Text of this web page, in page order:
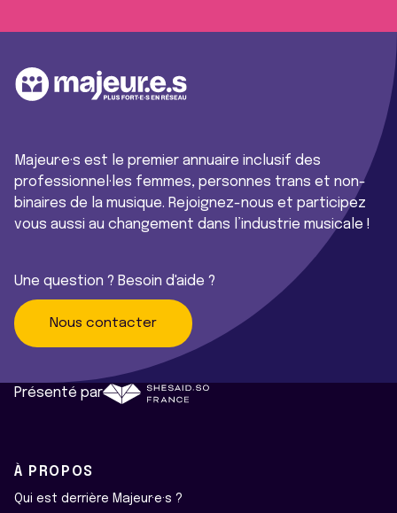
Majeur·e·s est le premier annuaire inclusif des
professionnel·les femmes, personnes trans et non-
binaires de la musique. Rejoignez-nous et participez
vous aussi au changement dans l’industrie musicale !
Une question ? Besoin d'aide ?
Nous contacter
Présenté par
À PROPOS
Qui est derrière Majeur·e·s ?